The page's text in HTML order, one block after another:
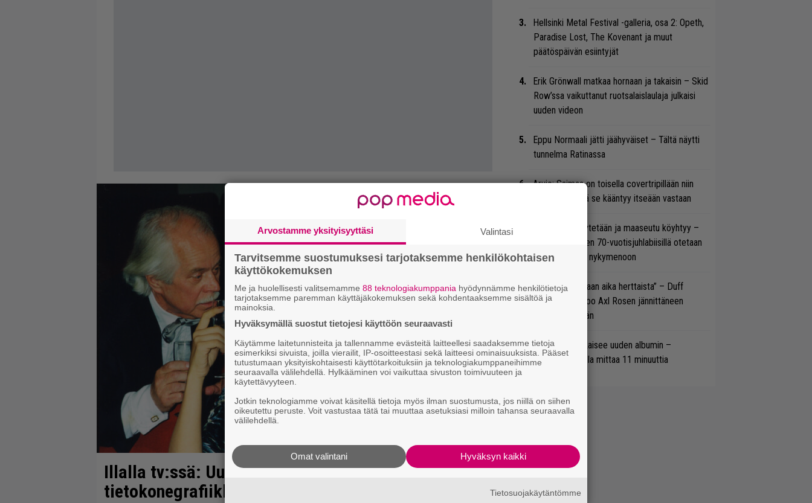
Illalla tv:ssä: Uuno-elokuva jossa käytettiin
tietokonegrafiikkaa? Sellainen tehtiin vuonna 1998
Hellsinki Metal Festival -galleria, osa 2: Opeth,
Paradise Lost, The Kovenant ja muut
päätöspäivän esiintyjät
Erik Grönwall matkaa hornaan ja takaisin – Skid
Row’ssa vaikuttanut ruotsalaislaulaja julkaisi
uuden videon
Eppu Normaali jätti jäähyväiset – Tältä näytti
tunnelma Ratinassa
Arvio: Saimaa on toisella covertripillään niin
suvereeni, että se kääntyy itseään vastaan
Työläisiä kyykytetään ja maaseutu köyhtyy –
Tumppi Varosen 70-vuotisjuhlabiisillä otetaan
tiukasti kantaa nykymenoon
”Se oli oikeastaan aika herttaista” – Duff
McKagan kertoo Axl Rosen jännittäneen
AC/DC-pestiään
Neil Young julkaisee uuden albumin –
ensimaistiaisella mittaa 11 minuuttia
Arvostamme yksityisyyttäsi Valintasi
Tarvitsemme suostumuksesi tarjotaksemme henkilökohtaisen
käyttökokemuksen
Me ja huolellisesti valitsemamme 88 teknologiakumppania hyödynnämme henkilötietoja
tarjotaksemme paremman käyttäjäkokemuksen sekä kohdentaaksemme sisältöä ja
mainoksia.
Hyväksymällä suostut tietojesi käyttöön seuraavasti
Käytämme laitetunnisteita ja tallennamme evästeitä laitteellesi saadaksemme tietoja
esimerkiksi sivuista, joilla vierailit, IP-osoitteestasi sekä laitteesi ominaisuuksista. Pääset
tutustumaan yksityiskohtaisesti käyttötarkoituksiin ja teknologiakumppaneihimme
seuraavalla välilehdellä. Hylkääminen voi vaikuttaa sivuston toimivuuteen ja
käytettävyyteen.
Jotkin teknologiamme voivat käsitellä tietoja myös ilman suostumusta, jos niillä on siihen
oikeutettu peruste. Voit vastustaa tätä tai muuttaa asetuksiasi milloin tahansa seuraavalla
välilehdellä.
Hyväksyn kaikki
Omat valintani
Tietosuojakäytäntömme